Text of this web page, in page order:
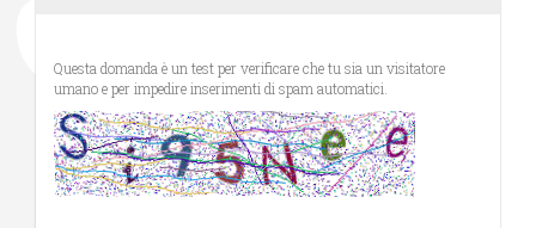
Questa domanda è un test per verificare che tu sia un visitatore
umano e per impedire inserimenti di spam automatici.